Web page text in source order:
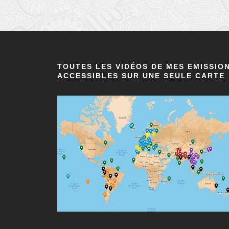
TOUTES LES VIDÉOS DE MES
ACCESSIBLES SUR UNE SEULE CARTE